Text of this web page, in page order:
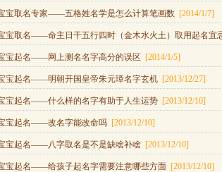
宝取名专家——五格姓名学是怎么计算笔画数 [2014/1/7]
宝取名——命主日干五行四时（金木水火土）取用起名宜
宝起名——网上测名名字高分的误区 [2014/1/5]
宝起名——明朝开国皇帝朱元璋名字玄机 [2013/12/27]
宝起名——什么样的名字有助于人生运势 [2013/12/10]
宝起名——改名字能改命吗 [2013/12/10]
宝起名——八字取名是不是缺啥补啥 [2013/12/10]
宝起名——给孩子起名字需要注意哪些方面 [2013/12/10]